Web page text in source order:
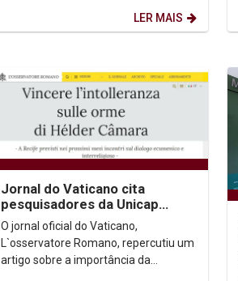
Pernambuco. A solenidade
aconteceu...
LER MAIS
Jornal do Vaticano cita
pesquisadores da Unicap
como referências em diálogo
inter-religioso
O jornal oficial do Vaticano,
L`osservatore Romano, repercutiu um
artigo sobre a importância da